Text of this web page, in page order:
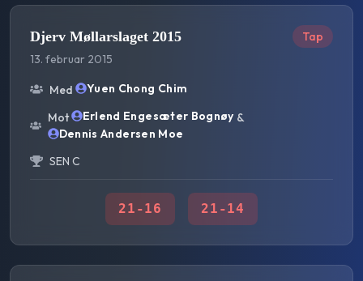
Djerv Møllarslaget 2015
13. februar 2015
Tap
Med
Yuen Chong Chim
Mot
Erlend Engesæter Bognøy &
Dennis Andersen Moe
SEN C
21 -16 21 -14